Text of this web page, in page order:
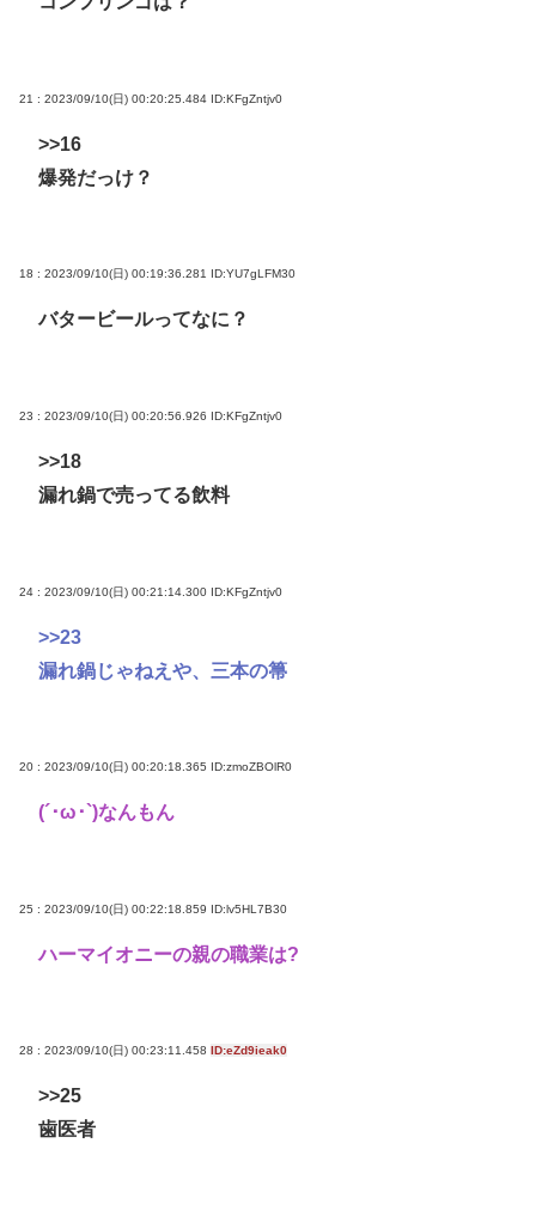
21 : 2023/09/10(日) 00:20:25.484 ID:KFgZntjv0
>>16
爆発だっけ？
18 : 2023/09/10(日) 00:19:36.281 ID:YU7gLFM30
バタービールってなに？
23 : 2023/09/10(日) 00:20:56.926 ID:KFgZntjv0
>>18
漏れ鍋で売ってる飲料
24 : 2023/09/10(日) 00:21:14.300 ID:KFgZntjv0
>>23
漏れ鍋じゃねえや、三本の箒
20 : 2023/09/10(日) 00:20:18.365 ID:zmoZBOlR0
(´･ω･`)なんもん
25 : 2023/09/10(日) 00:22:18.859 ID:lv5HL7B30
ハーマイオニーの親の職業は?
28 : 2023/09/10(日) 00:23:11.458 ID:eZd9ieak0
>>25
歯医者